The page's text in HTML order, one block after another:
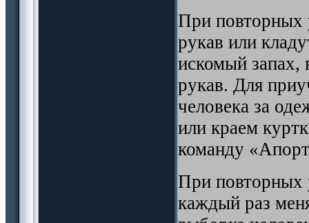
При повторных
рукав или
искомый запах,
рукав. Для
человека за
или краем
команду
При повторных
каждый раз